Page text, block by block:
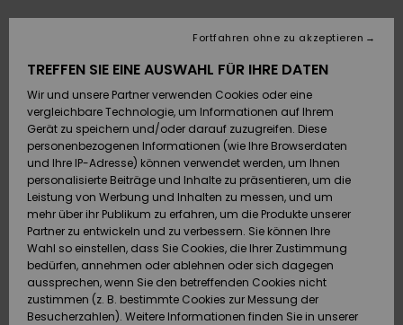
Accessoires
Schuhe&
Flip-Flops
Surf
Snow
Brandneu
JUNGEN
Accessoires
Schuhe&
Flip-Flops
Surf
Snow
Brandneu
FRAUEN
Brandneu
Highlights
Snow
SURF
Kinder
Highlights
Community
SNOW
Kinder
Snow Shop
Damen
Highlights
Community
DOPPELTER
RABATT
KINDER
Outlet
Frauen
HILFE & KONTAKT
Versand
Retouren
Bezahlung
Geschenkkarte
Quiksilver
Freedom
Datenschutz
TREFFEN SIE EINE AUSWAHL FÜR IHRE DATEN
Wir und unsere Partner verwenden Cookies oder eine
vergleichbare Technologie, um Informationen auf Ihrem
Gerät zu speichern und/oder darauf zuzugreifen. Diese
personenbezogenen Informationen (wie Ihre Browserdaten
und Ihre IP-Adresse) können verwendet werden, um Ihnen
personalisierte Beiträge und Inhalte zu präsentieren, um die
Leistung von Werbung und Inhalten zu messen, und um
mehr über ihr Publikum zu erfahren, um die Produkte unserer
Partner zu entwickeln und zu verbessern. Sie können Ihre
Wahl so einstellen, dass Sie Cookies, die Ihrer Zustimmung
bedürfen, annehmen oder ablehnen oder sich dagegen
aussprechen, wenn Sie den betreffenden Cookies nicht
zustimmen (z. B. bestimmte Cookies zur Messung der
Besucherzahlen). Weitere Informationen finden Sie in unserer
Fortfahren ohne zu akzeptieren